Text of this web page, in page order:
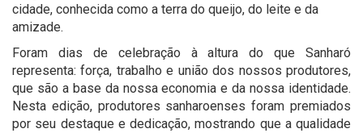
cidade, conhecida como a terra do queijo, do leite e da
amizade.
Foram dias de celebração à altura do que Sanharó
representa: força, trabalho e união dos nossos produtores,
que são a base da nossa economia e da nossa identidade.
Nesta edição, produtores sanharoenses foram premiados
por seu destaque e dedicação, mostrando que a qualidade